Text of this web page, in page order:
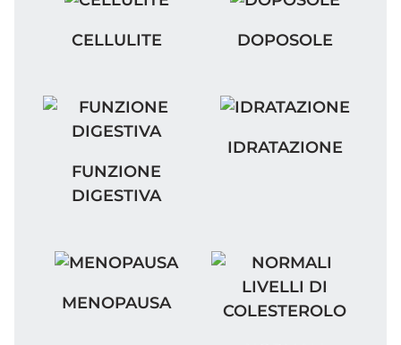
CELLULITE
CELLULITE DOPOSOLE
DOPOSOLE
FUNZIONE DIGESTIVA
FUNZIONE
DIGESTIVA
IDRATAZIONE
IDRATAZIONE
MENOPAUSA
MENOPAUSA